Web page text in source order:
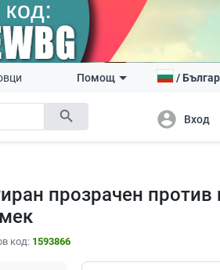
search
Помощ /
account_circle Вход
прозрачен против
код: 1593866